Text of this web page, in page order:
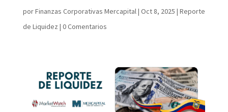
porFinanzas Corporativas Mercapital| Oct 8, 2025 | Reporte
de Liquidez | 0 Comentarios